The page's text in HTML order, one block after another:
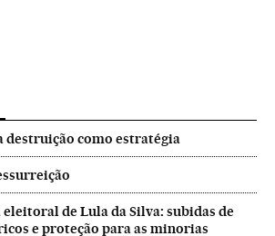
destruição como estratégia
de Lula da Silva: subidas de
e proteção para as minorias